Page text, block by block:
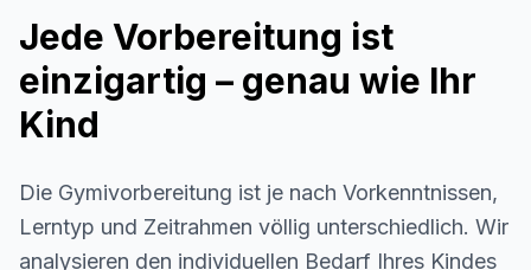
Jede Vorbereitung ist
einzigartig – genau wie Ihr
Kind
Die Gymivorbereitung ist je nach Vorkenntnissen,
Lerntyp und Zeitrahmen völlig unterschiedlich. Wir
analysieren den individuellen Bedarf Ihres Kindes